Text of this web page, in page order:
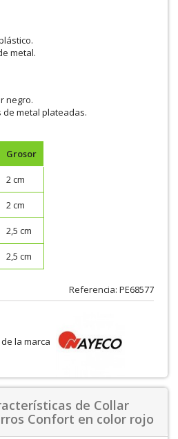
metal.
negro.
metal plateadas.
Grosor
2 cm
2 cm
2,5 cm
2,5 cm
Referencia: PE68577
la marca
de Collar
Confort en color rojo